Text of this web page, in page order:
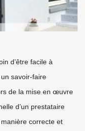
d’être facile à
un savoir-faire
de la mise en œuvre
d’un prestataire
correcte et